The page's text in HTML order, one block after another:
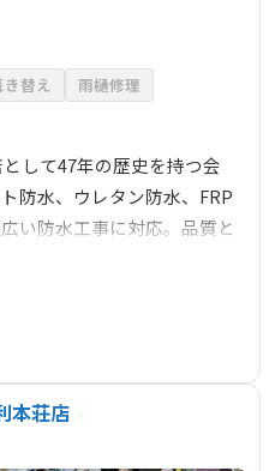
き替え
雨樋修理
して47年の歴史を持つ会
防水、ウレタン防水、FRP
い防水工事に対応。品質と
、確かな技術と経験でコツ
的に新工法や技術を取り入
田県内・主に秋田県南エリ
本荘店